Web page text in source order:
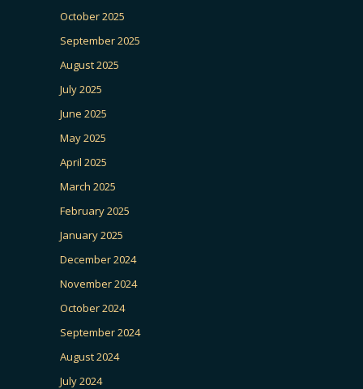
October 2025
September 2025
August 2025
July 2025
June 2025
May 2025
April 2025
March 2025
February 2025
January 2025
December 2024
November 2024
October 2024
September 2024
August 2024
July 2024